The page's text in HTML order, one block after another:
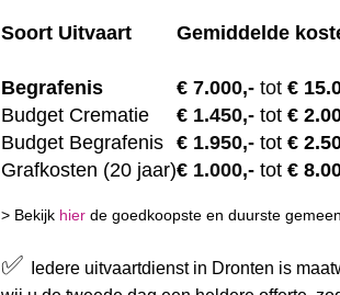
Soort Uitvaart Gemiddelde
Begrafenis € 7.000,- tot €
Budget Crematie
€ 1.450,- tot€
Budget Begrafenis € 1.950,- tot€
Grafkosten (20 jaar)€ 1.000,- tot€
> Bekijk hier de goedkoopste en duurste
✅
Iedere uitvaartdienst in Dronten is